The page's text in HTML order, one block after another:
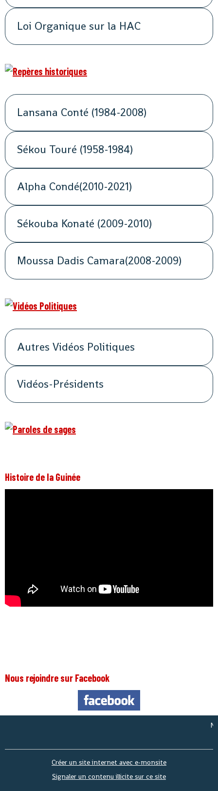
Loi Organique sur la HAC
Lansana Conté (1984-2008)
Sékou Touré (1958-1984)
Alpha Condé(2010-2021)
Sékouba Konaté (2009-2010)
Moussa Dadis Camara(2008-2009)
Autres Vidéos Politiques
Vidéos-Présidents
Histoire de la Guinée
Nous rejoindre sur Facebook
Nous
Créer un site internet avec e-monsite
Signaler un contenu illicite sur ce site